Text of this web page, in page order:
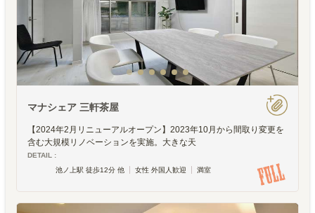
マナシェア 三軒茶屋
【2024年2月リニューアルオープン】2023年10月から間取り変更を
含む大規模リノベーションを実施。大きな天
DETAIL :
池ノ上駅 徒歩12分 他
女性 外国人歓迎 満室